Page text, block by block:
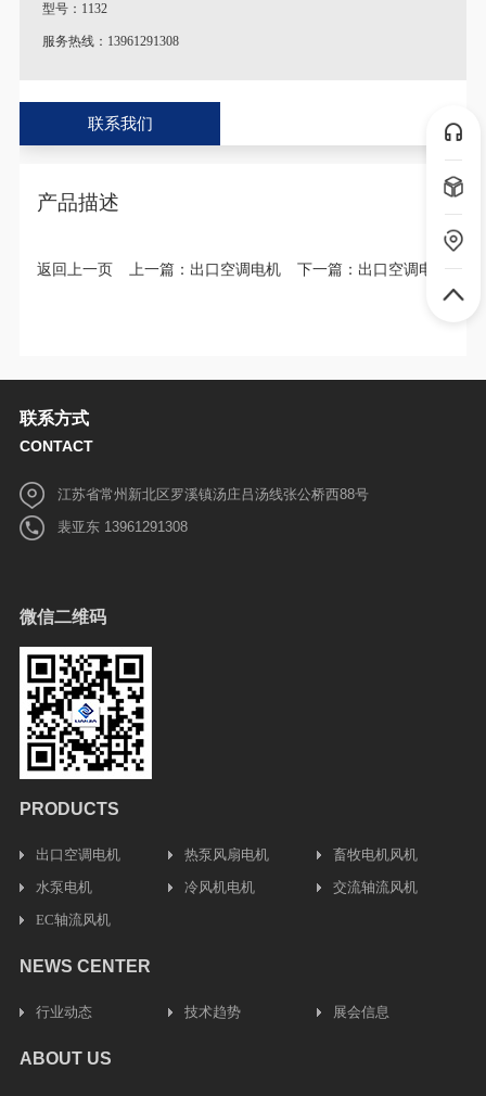
型号：1132
服务热线：13961291308
特别说明：产品图片以及参数跟实际产品略有差异。
♦
定制说明：一切规格按照客户实际情况或考察后量身定制，支持
库存配送：有货，全国送货保障！
联系我们
产品描述
返回上一页 上一篇： 出口空调电机 下一篇： 出口空调电机
联系方式
CONTACT
江苏省常州新北区罗溪镇汤庄吕汤线张公桥西88号
裴亚东 13961291308
微信二维码
PRODUCTS
出口空调电机 热泵风扇电机
畜牧电机风机
水泵电机
冷风机电机
交流轴流风机
EC轴流风机
NEWS CENTER
行业动态 技术趋势 展会信息
ABOUT US